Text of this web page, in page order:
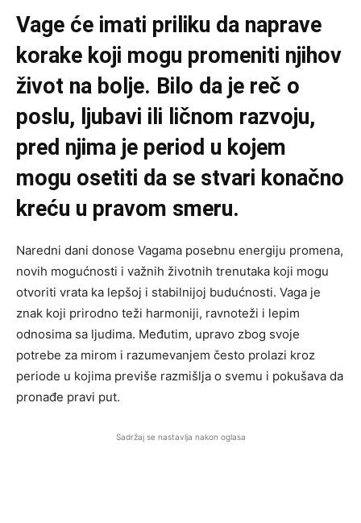
Vage će imati priliku da naprave
korake koji mogu promeniti njihov
život na bolje. Bilo da je reč o
poslu, ljubavi ili ličnom razvoju,
pred njima je period u kojem
mogu osetiti da se stvari konačno
kreću u pravom smeru.
Naredni dani donose Vagama posebnu energiju promena,
novih mogućnosti i važnih životnih trenutaka koji mogu
otvoriti vrata ka lepšoj i stabilnijoj budućnosti. Vaga je
znak koji prirodno teži harmoniji, ravnoteži i lepim
odnosima sa ljudima. Međutim, upravo zbog svoje
potrebe za mirom i razumevanjem često prolazi kroz
periode u kojima previše razmišlja o svemu i pokušava da
pronađe pravi put.
Sadržaj se nastavlja nakon oglasa